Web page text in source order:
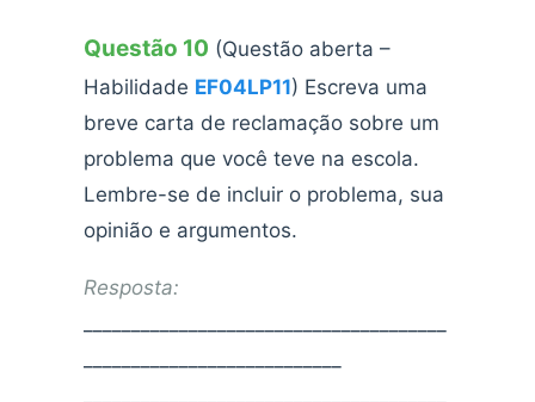
Questão 10 (Questão aberta –
Habilidade EF04LP11) Escreva uma
breve carta de reclamação sobre um
problema que você teve na escola.
Lembre-se de incluir o problema, sua
opinião e argumentos.
Resposta: